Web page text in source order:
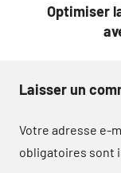
Optimiser
Laisser un
Votre adresse e-
obligatoires sont